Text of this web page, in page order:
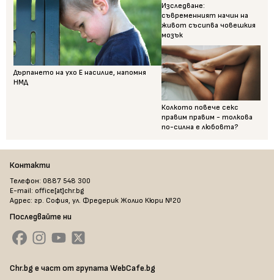
Дърпането на ухо Е насилие, напомня
НМД
Изследване:
съвременният начин на
живот съсипва човешкия
мозък
Колкото повече секс
правим правим - толкова
по-силна е любовта?
Контакти
Телефон: 0887 548 300
E-mail: office[at]chr.bg
Адрес: гр. София, ул. Фредерик Жолио Кюри №20
Последвайте ни
Chr.bg е част от групата WebCafe.bg